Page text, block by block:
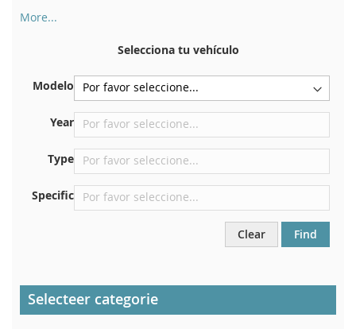
More...
certificado de registro. Y también en el coche.
En la placa inferior del asiento delantero derecho
Centrar contra el mamparo debajo del capó.
Justo en el compartimento del motor.
En el pilar de la puerta trasera derecha
Selecciona tu vehículo
Modelo
Year
Type
Specific
Clear Find
Selecteer categorie